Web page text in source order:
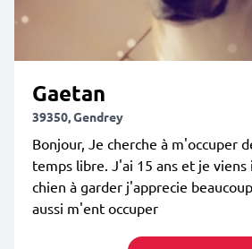
Gaetan
39350, Gendrey
Bonjour, Je cherche à m'occuper
temps libre. J'ai 15 ans et je
chien à garder j'apprecie
aussi m'ent occuper